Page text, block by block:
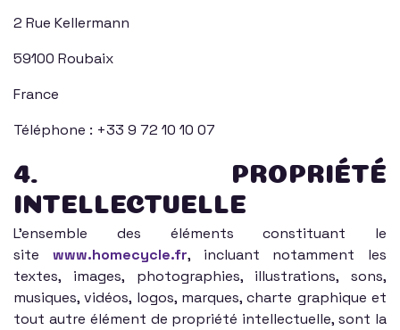
2 Rue Kellermann
59100 Roubaix
France
Téléphone : +33 9 72 10 10 07
4. PROPRIÉTÉ
INTELLECTUELLE
L'ensemble des éléments constituant le
site www.homecycle.fr, incluant notamment les
textes, images, photographies, illustrations, sons,
musiques, vidéos, logos, marques, charte graphique et
tout autre élément de propriété intellectuelle, sont la